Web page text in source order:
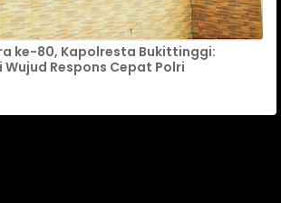
ke-80, Kapolresta Bukittinggi:
Wujud Respons Cepat Polri